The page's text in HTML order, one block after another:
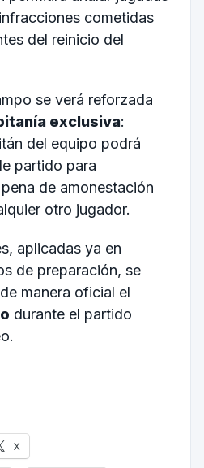
cometidas
del reinicio del
se verá reforzada
exclusiva:
del equipo podrá
partido para
de amonestación
otro jugador.
aplicadas ya en
de preparación, se
manera oficial el
durante el partido
X